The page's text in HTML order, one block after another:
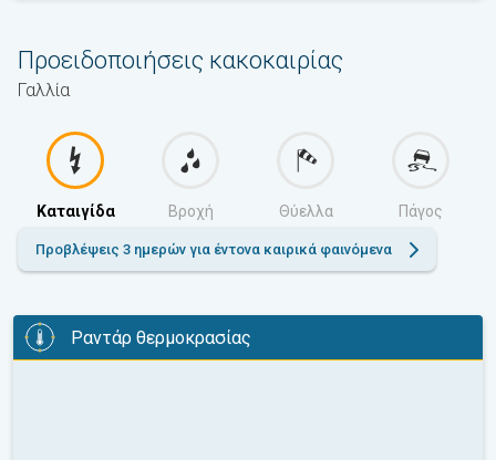
Προειδοποιήσεις κακοκαιρίας
Γαλλία
Καταιγίδα Βροχή Θύελλα Πάγος
Προβλέψεις 3 ημερών για έντονα καιρικά φαινόμενα
Ραντάρ θερμοκρασίας